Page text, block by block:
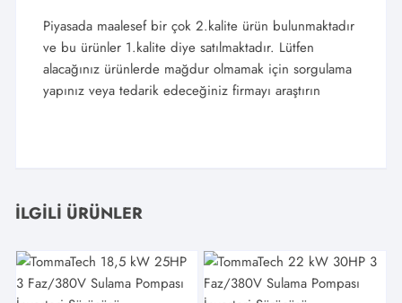
Piyasada maalesef bir çok 2.kalite ürün bulunmaktadır
ve bu ürünler 1.kalite diye satılmaktadır. Lütfen
alacağınız ürünlerde mağdur olmamak için sorgulama
yapınız veya tedarik edeceğiniz firmayı araştırın
İLGILI ÜRÜNLER